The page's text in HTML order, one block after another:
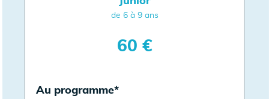
de 6 à 9 ans
60 €
Au programme*